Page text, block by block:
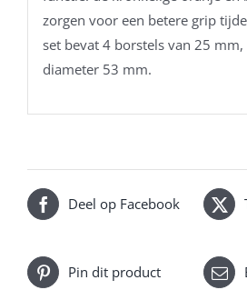
zorgen voor een betere grip
set bevat 4 borstels van 25
diameter 53 mm.
Deel op Facebook
Pin dit product